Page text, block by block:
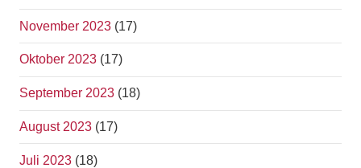
November 2023 (17)
Oktober 2023 (17)
September 2023 (18)
August 2023 (17)
Juli 2023 (18)